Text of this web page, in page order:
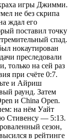
игры Джимми.
не без скрипа
ждал его
поставил точку
спад.
нокаутирован
преследовали
только на сей раз
при счёте 0:7.
и Айриш
раунд. Затем
и China Open.
на нём Уайт
Стивенсу — 5:13.
сезон,
в рейтинге